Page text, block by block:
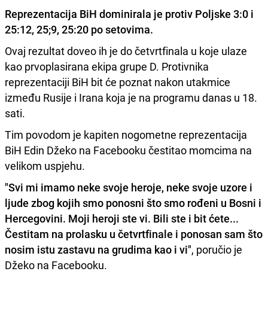
Reprezentacija BiH dominirala je protiv Poljske 3:0 i
25:12, 25;9, 25:20 po setovima.
Ovaj rezultat doveo ih je do četvrtfinala u koje ulaze
kao prvoplasirana ekipa grupe D. Protivnika
reprezentaciji BiH bit će poznat nakon utakmice
između Rusije i Irana koja je na programu danas u 18.
sati.
Tim povodom je kapiten nogometne reprezentacija
BiH Edin Džeko na Facebooku čestitao momcima na
velikom uspjehu.
"Svi mi imamo neke svoje heroje, neke svoje uzore i
ljude zbog kojih smo ponosni što smo rođeni u Bosni i
Hercegovini. Moji heroji ste vi. Bili ste i bit ćete...
Čestitam na prolasku u četvrtfinale i ponosan sam što
nosim istu zastavu na grudima kao i vi", poručio je
Džeko na Facebooku.